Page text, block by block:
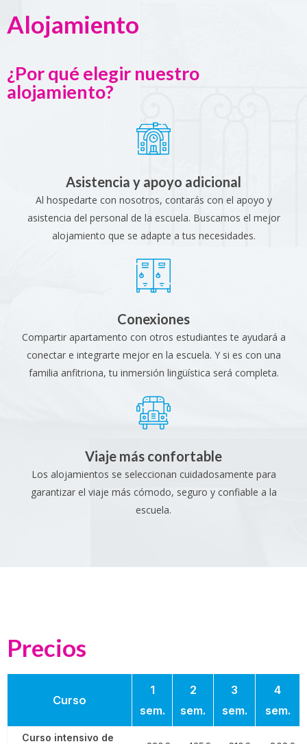
Alojamiento
¿Por qué elegir nuestro
alojamiento?
Asistencia y apoyo adicional
Al hospedarte con nosotros, contarás con el apoyo y
asistencia del personal de la escuela. Buscamos el mejor
alojamiento que se adapte a tus necesidades.
Conexiones
Compartir apartamento con otros estudiantes te ayudará a
conectar e integrarte mejor en la escuela. Y si es con una
familia anfitriona, tu inmersión lingüística será completa.
Viaje más confortable
Los alojamientos se seleccionan cuidadosamente para
garantizar el viaje más cómodo, seguro y confiable a la
escuela.
Precios
Curso
1
sem.
2
sem.
3
sem.
4
sem.
Curso intensivo de